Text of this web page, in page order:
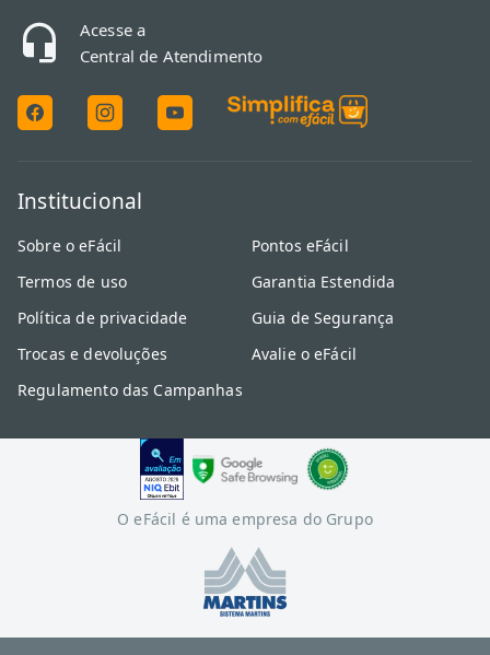
Acesse a
Central de Atendimento
Institucional
Sobre o eFácil
Termos de uso
Política de privacidade
Trocas e devoluções
Regulamento das Campanhas
Pontos eFácil
Garantia Estendida
Guia de Segurança
Avalie o eFácil
O eFácil é uma empresa do Grupo